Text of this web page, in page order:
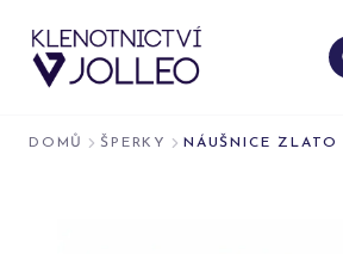
DOMŮ ŠPERKY NÁUŠNICE ZLATO